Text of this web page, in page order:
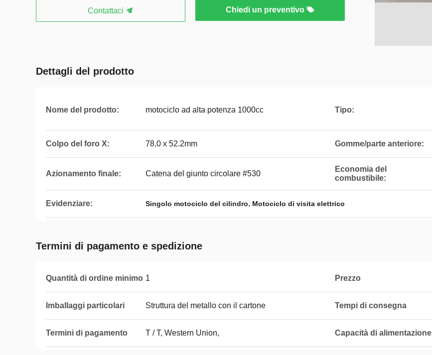
Contattaci Chiedi un preventivo
Dettagli del prodotto
Nome del prodotto: motociclo ad alta potenza 1000cc Tipo:
Colpo del foro X: 78,0 x 52.2mm Gomme/parte anteriore:
Azionamento finale: Catena del giunto circolare #530
Economia del
combustibile:
Evidenziare: Singolo motociclo del cilindro, Motociclo di visita elettrico
Termini di pagamento e spedizione
Quantità di ordine minimo 1 Prezzo
Imballaggi particolari Struttura del metallo con il cartone Tempi di consegna
Termini di pagamento T / T, Western Union, Capacità di alimentazione